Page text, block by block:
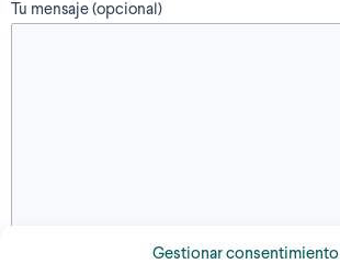
Gestionar consentimiento
Tu mensaje (opcional)